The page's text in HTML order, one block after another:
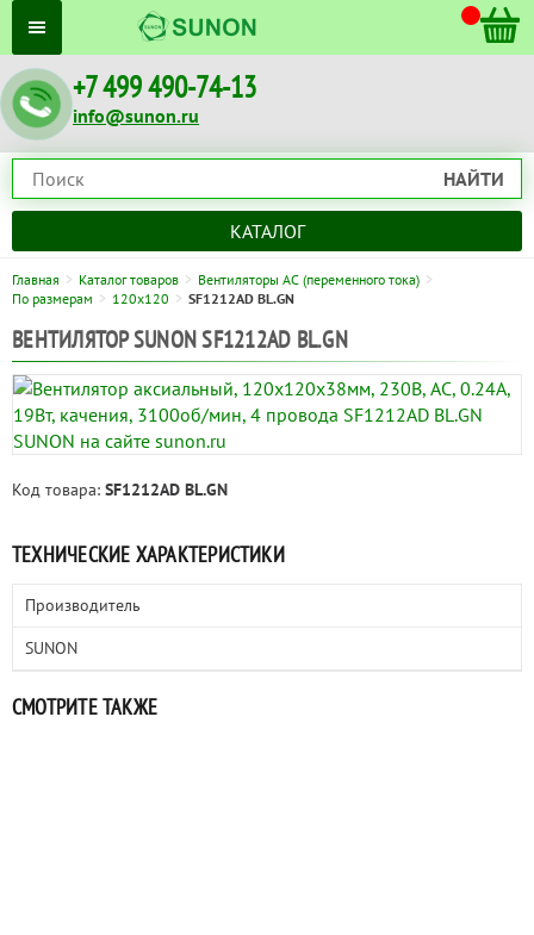
+7 499 490-74-13
info@sunon.ru
НАЙТИ
КАТАЛОГ
Главная Каталог товаров
Вентиляторы AC (переменного тока)
По размерам
120x120 SF1212AD BL.GN
ВЕНТИЛЯТОР SUNON SF1212AD BL.GN
Код товара: SF1212AD BL.GN
ТЕХНИЧЕСКИЕ ХАРАКТЕРИСТИКИ
Производитель
SUNON
СМОТРИТЕ ТАКЖЕ